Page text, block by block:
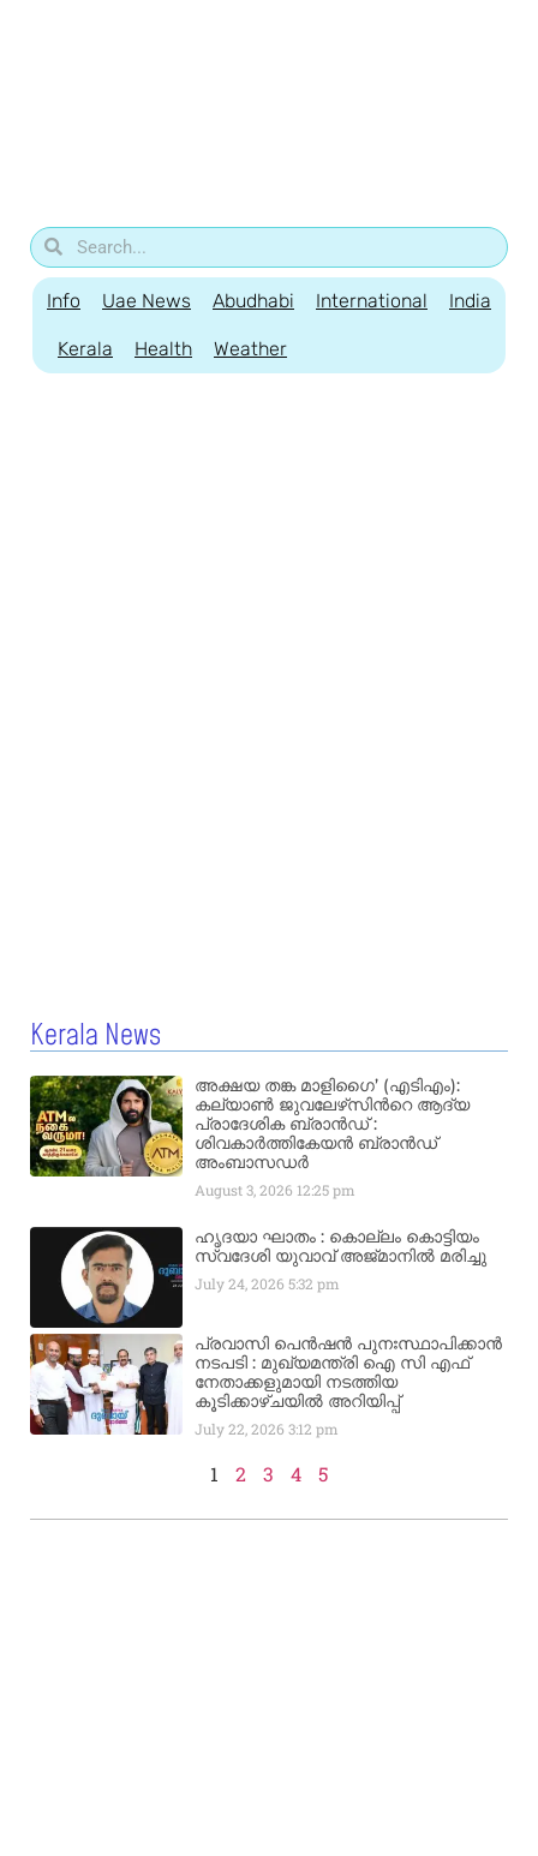
Info Uae News Abudhabi International India
Kerala Health Weather
Kerala News
അക്ഷയ തങ്ക മാളിഗൈ’ (എടിഎം):
കല്യാണ്‍ ജുവലേഴ്‌സിന്‍റെ ആദ്യ
പ്രാദേശിക ബ്രാന്‍ഡ് :
ശിവകാര്‍ത്തികേയന്‍ ബ്രാന്‍ഡ്
അംബാസഡര്‍
August 3, 2026 12:25 pm
ഹൃദയാ ഘാതം : കൊല്ലം കൊട്ടിയം
സ്വദേശി യുവാവ് അജ്മാനിൽ മരിച്ചു
July 24, 20265:32 pm
പ്രവാസി പെൻഷൻ പുനഃസ്ഥാപിക്കാൻ
നടപടി : മുഖ്യമന്ത്രി ഐ സി എഫ്
നേതാക്കളുമായി നടത്തിയ
കൂടിക്കാഴ്ചയിൽ അറിയിപ്പ്
July 22, 20263:12 pm
1 2 3 4 5